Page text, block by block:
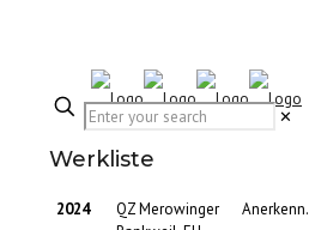
✕
Werkliste
2024
QZ Merowinger
Anerkenn.